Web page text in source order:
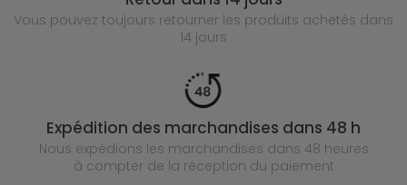
Vous pouvez toujours retourner les produits achetés dans
14 jours
Expédition des marchandises dans 48 h
Nous expédions les marchandises dans 48 heures
à compter de la réception du paiement